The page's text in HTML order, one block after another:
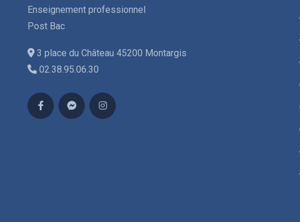
Enseignement professionnel
Post Bac
3 place du Château 45200 Montargis
02.38.95.06.30